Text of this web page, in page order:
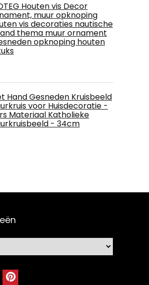
Houten vis Decor
muur opknoping
vis decoraties nautische
thema muur ornament
opknoping houten
Hand Gesneden Kruisbeeld
voor Huisdecoratie -
Materiaal Katholieke
- 34cm